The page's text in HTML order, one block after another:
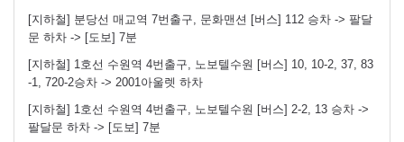
[지하철] 분당선 매교역 7번출구, 문화맨션 [버스] 112 승차 -> 팔달
문 하차 -> [도보] 7분
[지하철] 1호선 수원역 4번출구, 노보텔수원 [버스] 10, 10-2, 37, 83
-1, 720-2승차 -> 2001아울렛 하차
[지하철] 1호선 수원역 4번출구, 노보텔수원 [버스] 2-2, 13 승차 ->
팔달문 하차 -> [도보] 7분